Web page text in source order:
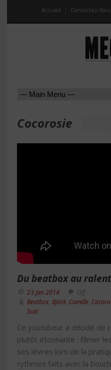
Accueil Contactez-
Cocorosie
Du beatbox au
23 Jan 2014
Off
Beatbox Björk Camille
Scat
Ce youtubeur a décidé de
plutôt étonnante : filmer
ses lèvres lors de la
rythmes faits avec la